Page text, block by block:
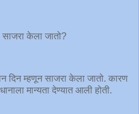
साजरा केला जातो?
दिन म्हणून साजरा केला जातो. कारण
मान्यता देण्यात आली होती.